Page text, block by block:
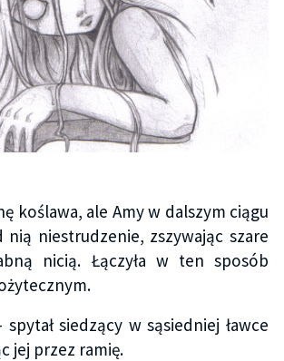
koślawa, ale Amy w dalszym ciągu
nią niestrudzenie, zszywając szare
nicią. Łączyła w ten sposób
siedzący w sąsiedniej ławce
jej przez ramię.